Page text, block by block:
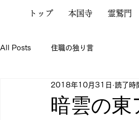
トップ 本国寺 霊鷲門
All Posts 住職の独り言
暗雲の東
2018年10月31日 読了時